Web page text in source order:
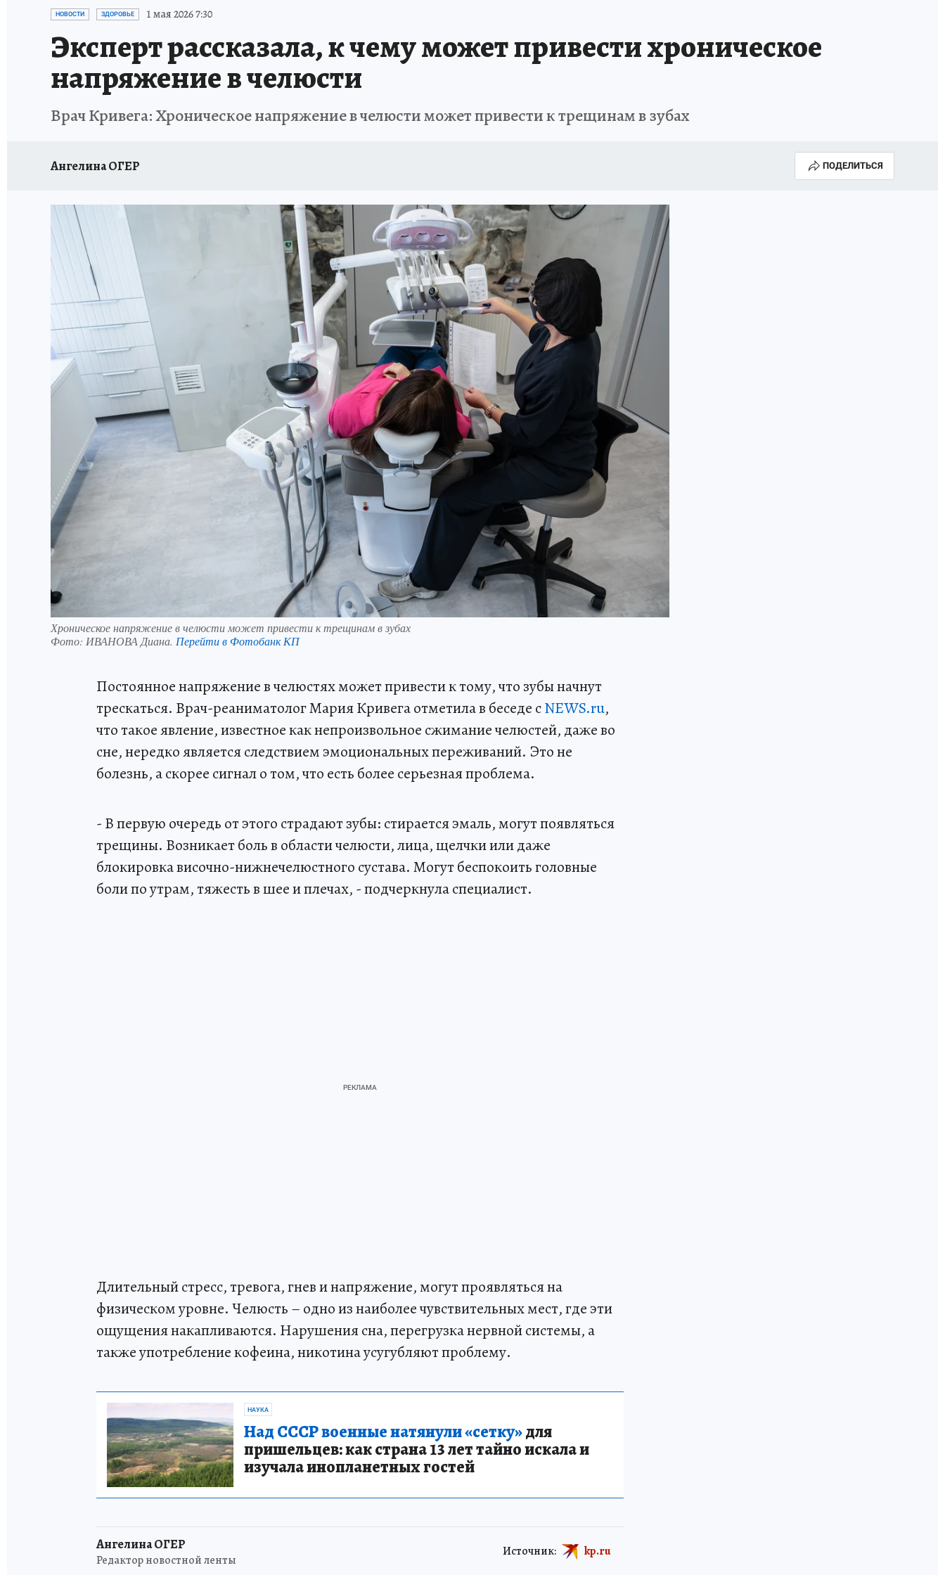
ПРОИСШЕСТВИЯ АФИША
НОВОСТИ ЗДОРОВЬЕ 1 мая 2026 7:30
Эксперт рассказала, к чему может привести хроническое
напряжение в челюсти
Врач Кривега: Хроническое напряжение в челюсти может привести к трещинам в зубах
Ангелина ОГЕР ПОДЕЛИТЬСЯ
Хроническое напряжение в челюсти может привести к трещинам в зубах
Фото: ИВАНОВА Диана. Перейти в Фотобанк КП
Постоянное напряжение в челюстях может привести к тому, что зубы начнут
трескаться. Врач-реаниматолог Мария Кривега отметила в беседе сNEWS.ru,
что такое явление, известное как непроизвольное сжимание челюстей, даже во
сне, нередко является следствием эмоциональных переживаний. Это не
болезнь, а скорее сигнал о том, что есть более серьезная проблема.
- В первую очередь от этого страдают зубы: стирается эмаль, могут появляться
трещины. Возникает боль в области челюсти, лица, щелчки или даже
блокировка височно-нижнечелюстного сустава. Могут беспокоить головные
боли по утрам, тяжесть в шее и плечах, - подчеркнула специалист.
Длительный стресс, тревога, гнев и напряжение, могут проявляться на
физическом уровне. Челюсть – одно из наиболее чувствительных мест, где эти
ощущения накапливаются. Нарушения сна, перегрузка нервной системы, а
также употребление кофеина, никотина усугубляют проблему.
НАУКА
Над СССР военные натянули «сетку»для
пришельцев: как страна 13 лет тайно искала и
изучала инопланетных гостей
Ангелина ОГЕР
Редактор новостной ленты
Источник: kp.ru